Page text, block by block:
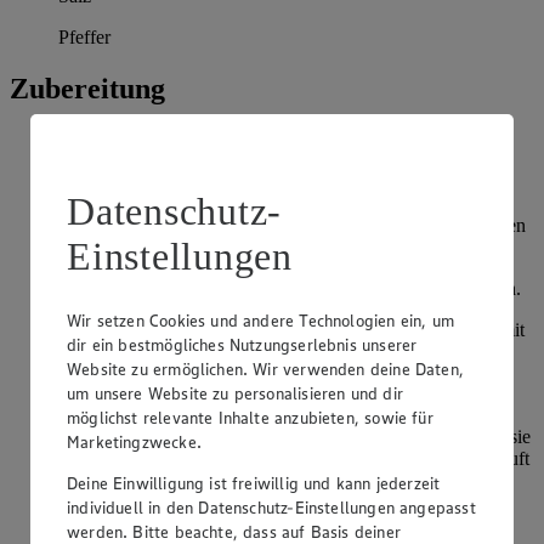
Pfeffer
Zubereitung
Die Forelle von beiden Seiten in Mehl wenden und auf einen
Teller bereitstellen.
Den Kopfsalat waschen und schneiden und zur Seite stellen.
Für das Dressing den Joghurt in eine Schüssel geben und mit
Salz, Pfeffer und Zucker abschmecken. Außerdem
Zitronenabrieb und -saft einer halben Zitrone zum Joghurt
geben. Zur Seite stellen.
Die Forellen in einer heißen Pfanne in Rapsöl anbraten bis sie
von beiden Seiten goldbraun sind. Im Ofen bei 70°C Heißluft
bis zum Servieren warm halten.
Ein Esslöffel Butter in eine heiße Pfanne geben und
Datenschutz-
Einstellungen
Wir setzen Cookies und andere Technologien ein, um
dir ein bestmögliches Nutzungserlebnis unserer
Website zu ermöglichen. Wir verwenden deine Daten,
um unsere Website zu personalisieren und dir
möglichst relevante Inhalte anzubieten, sowie für
Marketingzwecke.
Deine Einwilligung ist freiwillig und kann jederzeit
individuell in den Datenschutz-Einstellungen angepasst
werden. Bitte beachte, dass auf Basis deiner